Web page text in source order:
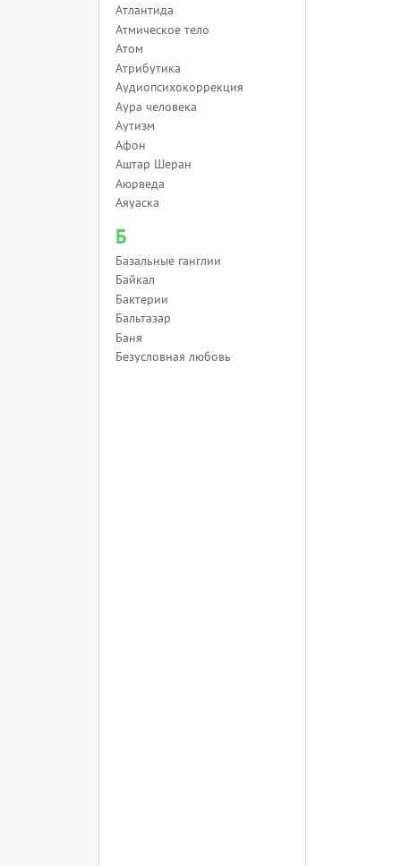
Атлантида
Атмическое тело
Атом
Атрибутика
Аудиопсихокоррекция
Аура человека
Аутизм
Афон
Аштар Шеран
Аюрведа
Аяуаска
Б
Базальные ганглии
Байкал
Бактерии
Бальтазар
Баня
Безусловная любовь